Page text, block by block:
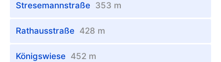
Stresemannstraße 353 m
Rathausstraße 428 m
Königswiese 452 m